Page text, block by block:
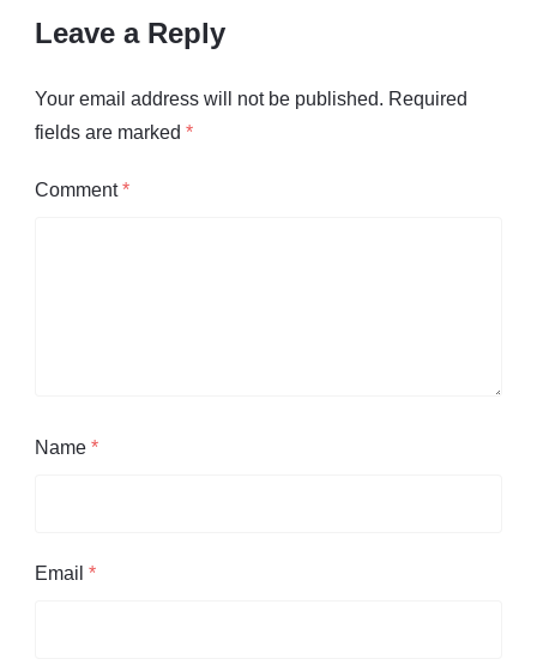
Leave a Reply
Your email address will not be published. Required
fields are marked *
Comment*
Name *
Email *